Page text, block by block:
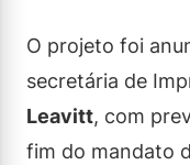
O projeto foi
secretária de
Leavitt, com
fim do mandato